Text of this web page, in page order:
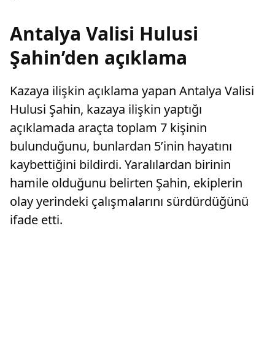
Antalya Valisi Hulusi
Şahin’den açıklama
Kazaya ilişkin açıklama yapan Antalya Valisi
Hulusi Şahin, kazaya ilişkin yaptığı
açıklamada araçta toplam 7 kişinin
bulunduğunu, bunlardan 5’inin hayatını
kaybettiğini bildirdi. Yaralılardan birinin
hamile olduğunu belirten Şahin, ekiplerin
olay yerindeki çalışmalarını sürdürdüğünü
ifade etti.